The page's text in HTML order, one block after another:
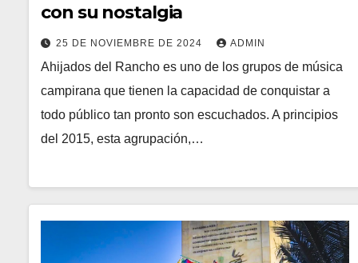
con su nostalgia
25 DE NOVIEMBRE DE 2024 ADMIN
Ahijados del Rancho es uno de los grupos de música
campirana que tienen la capacidad de conquistar a
todo público tan pronto son escuchados. A principios
del 2015, esta agrupación,…